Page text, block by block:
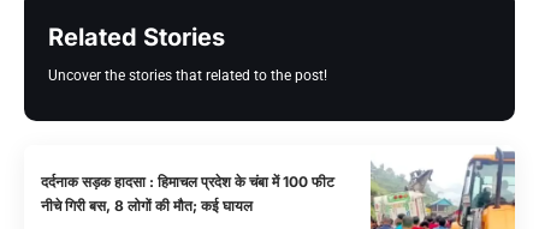
Related Stories
Uncover the stories that related to the post!
दर्दनाक सड़क हादसा : हिमाचल प्रदेश के चंबा में 100 फीट
नीचे गिरी बस, 8 लोगों की मौत; कई घायल